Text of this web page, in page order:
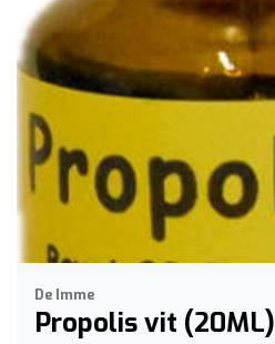
De Imme
Propolis vit (20ML)